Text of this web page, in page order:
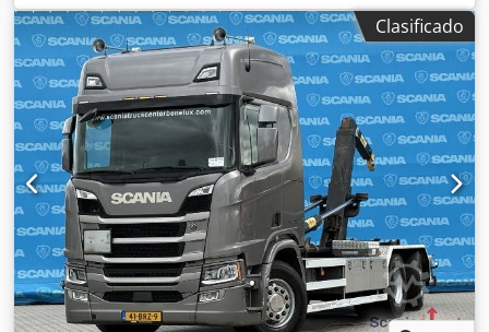
configuración de ejes:4x2, distancia entre ejes:3,800 mm,
combustible:diésel, color:otro , cabina del conductor:
cabina del conductor, tipo de engranaje:mecánico,
número de marchas:16, clase de emisión:Euro 6,
amortiguación:acero-aire, longitud total:6,960 mm, ancho
total:2,550 mm , altura total:3,650 mm, Año de
fabricación:
, Equipamiento:ABS, calefacción del
asiento, cierre centralizado, control de crucero, control
de tracción, enganche de remolque, espejo retrovisor
eléctrico, regulación eléctrica de las ventanillas, sistema
de navegación, = Otras opciones y equipamiento = -
Espejos calefactados - Tacógrafo digital - Registrador de
conducción (dispositivo de control) - Fijado - Lámpara
halógena - Sistema hidráulico - Cabina corta - Manual -
Clasificado